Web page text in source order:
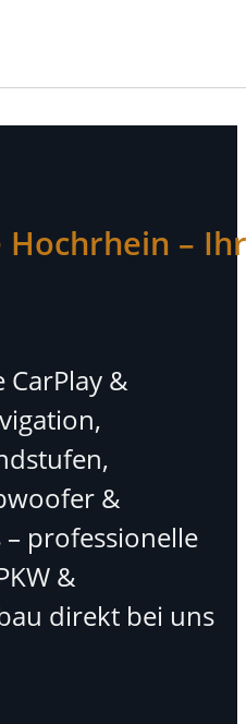
–
&
&
professionelle
&
direkt bei uns